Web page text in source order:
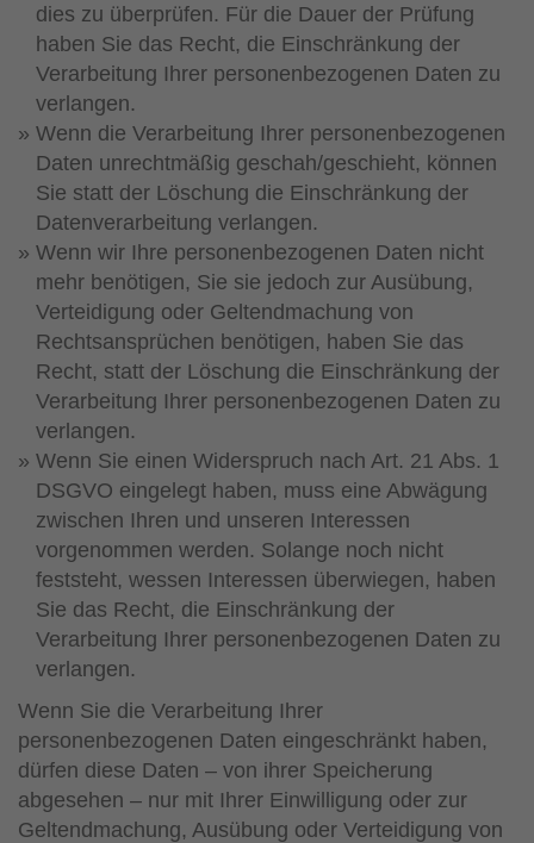
dies zu überprüfen. Für die Dauer der Prüfung
haben Sie das Recht, die Einschränkung der
Verarbeitung Ihrer personenbezogenen Daten zu
verlangen.
Wenn die Verarbeitung Ihrer personenbezogenen
Daten unrechtmäßig geschah/geschieht, können
Sie statt der Löschung die Einschränkung der
Datenverarbeitung verlangen.
Wenn wir Ihre personenbezogenen Daten nicht
mehr benötigen, Sie sie jedoch zur Ausübung,
Verteidigung oder Geltendmachung von
Rechtsansprüchen benötigen, haben Sie das
Recht, statt der Löschung die Einschränkung der
Verarbeitung Ihrer personenbezogenen Daten zu
verlangen.
Wenn Sie einen Widerspruch nach Art. 21 Abs. 1
DSGVO eingelegt haben, muss eine Abwägung
zwischen Ihren und unseren Interessen
vorgenommen werden. Solange noch nicht
feststeht, wessen Interessen überwiegen, haben
Sie das Recht, die Einschränkung der
Verarbeitung Ihrer personenbezogenen Daten zu
verlangen.
Wenn Sie die Verarbeitung Ihrer
personenbezogenen Daten eingeschränkt haben,
dürfen diese Daten – von ihrer Speicherung
abgesehen – nur mit Ihrer Einwilligung oder zur
Geltendmachung, Ausübung oder Verteidigung von